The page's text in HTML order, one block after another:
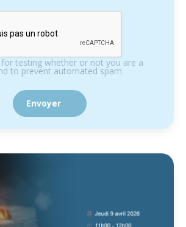
testing whether or not you are a
to prevent automated spam